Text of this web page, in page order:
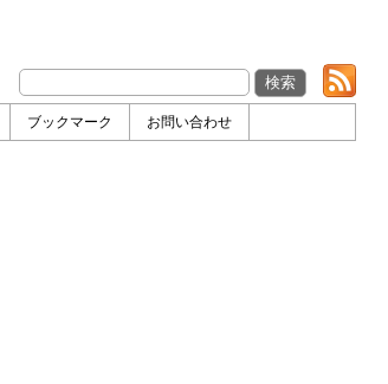
ブックマーク お問い合わせ